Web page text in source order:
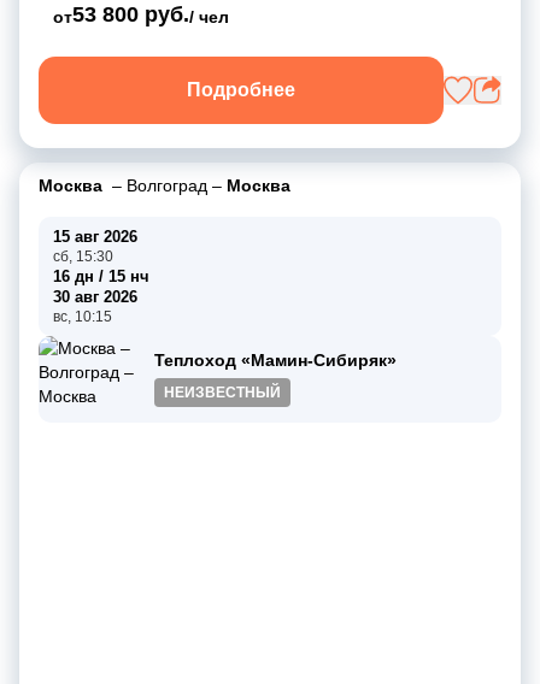
от53 800 руб./ чел
Подробнее
Москва – Волгоград – Москва
15 авг 2026
сб, 15:30
16 дн / 15 нч
30 авг 2026
вс, 10:15
Теплоход «Мамин-Сибиряк»
НЕИЗВЕСТНЫЙ